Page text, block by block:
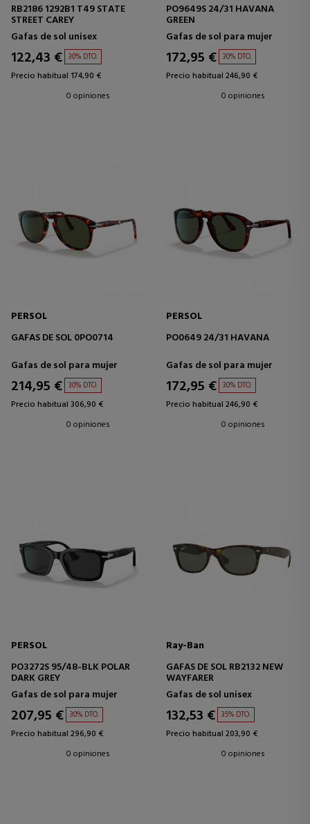
RB2186 1292B1 T49 STATE
STREET CAREY
Gafas de sol unisex
122,43 € 30% DTO.
Precio habitual 174,90 €
0 opiniones
PO9649S 24/31 HAVANA
GREEN
Gafas de sol para mujer
172,95 € 30% DTO.
Precio habitual 246,90 €
0 opiniones
PERSOL
GAFAS DE SOL 0PO0714
Gafas de sol para mujer
214,95 € 30% DTO.
Precio habitual 306,90 €
0 opiniones
PERSOL
PO0649 24/31 HAVANA
Gafas de sol para mujer
172,95 € 30% DTO.
Precio habitual 246,90 €
0 opiniones
PERSOL
PO3272S 95/48-BLK POLAR
DARK GREY
Gafas de sol para mujer
207,95 € 30% DTO.
Precio habitual 296,90 €
0 opiniones
Ray-Ban
GAFAS DE SOL RB2132 NEW
WAYFARER
Gafas de sol unisex
132,53 € 35% DTO.
Precio habitual 203,90 €
0 opiniones